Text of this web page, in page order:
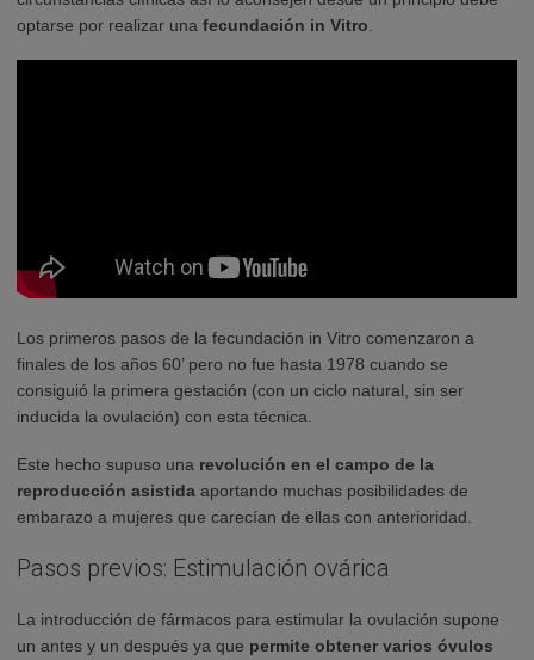
optarse por realizar una fecundación in Vitro
Los primeros pasos de la fecundación in Vitro comenzaron a
finales de los años 60’ pero no fue hasta 1978 cuando se
consiguió la primera gestación (con un ciclo natural, sin ser
inducida la ovulación) con esta técnica.
Este hecho supuso una revolución en el campo de la
reproducción asistida aportando muchas posibilidades de
embarazo a mujeres que carecían de ellas con anterioridad.
Pasos previos: Estimulación ovárica
La introducción de fármacos para estimular la ovulación supone
un antes y un después ya que permite obtener varios óvulos